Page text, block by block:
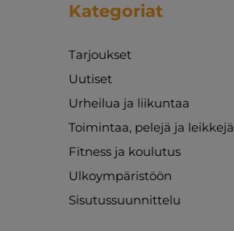
Kategoriat
Tarjoukset
Uutiset
Urheilua ja liikuntaa
Toimintaa, pelejä ja leikkejä
Fitness ja koulutus
Ulkoympäristöön
Sisutussuunnittelu